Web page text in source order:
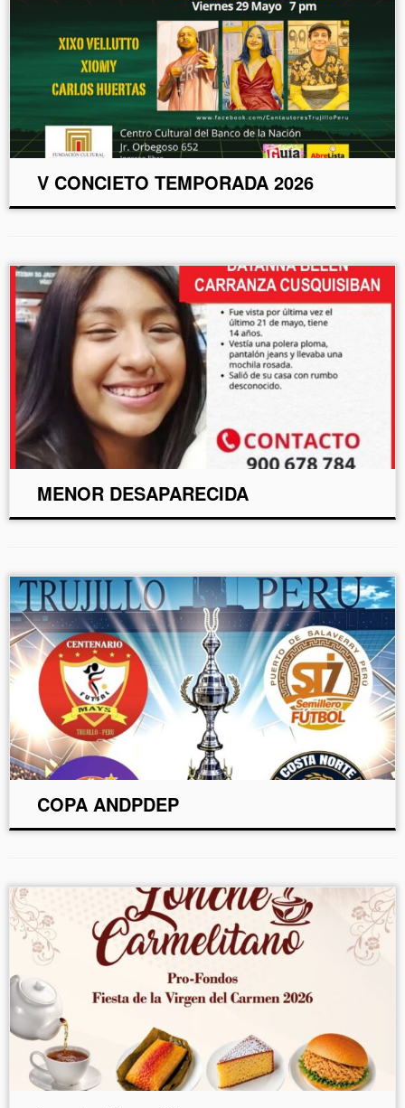
V CONCIETO TEMPORADA 2026
MENOR DESAPARECIDA
COPA ANDPDEP